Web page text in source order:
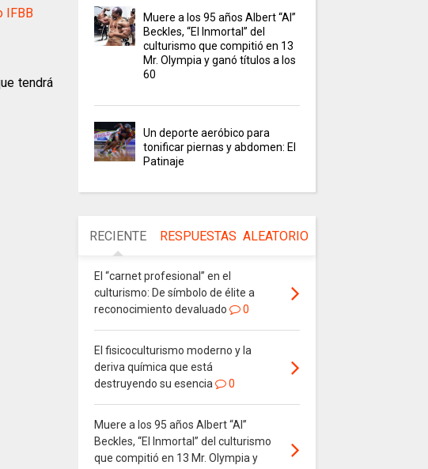
IFBB
tendrá
Muere a los 95 años Albert “Al”
Beckles, “El Inmortal” del
culturismo que compitió en 13
Mr. Olympia y ganó títulos a los
60
Un deporte aeróbico para
tonificar piernas y abdomen: El
Patinaje
RECIENTE RESPUESTAS ALEATORIO
El “carnet profesional” en el
culturismo: De símbolo de élite a
reconocimiento devaluado
0
El fisicoculturismo moderno y la
deriva química que está
destruyendo su esencia
0
Muere a los 95 años Albert “Al”
Beckles, “El Inmortal” del culturismo
que compitió en 13 Mr. Olympia y